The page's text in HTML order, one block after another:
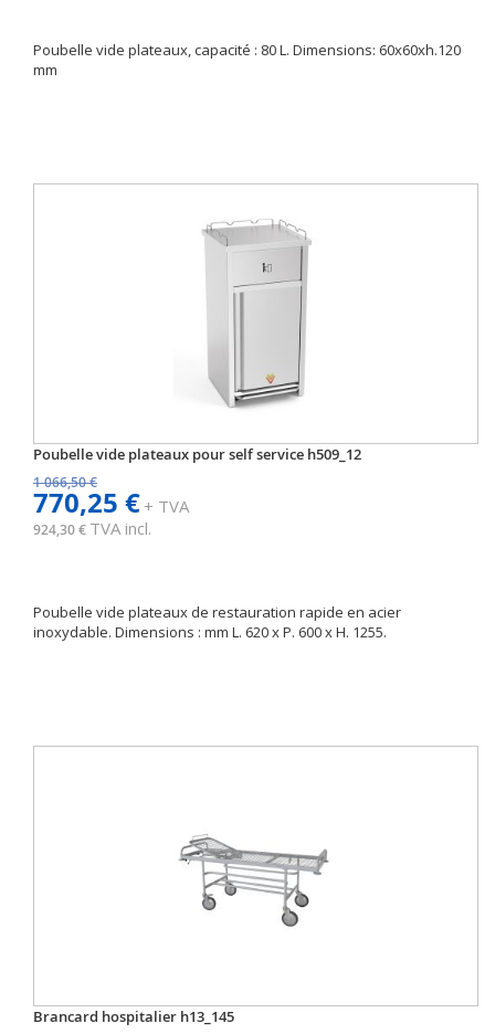
Poubelle vide plateaux, capacité : 80 L. Dimensions: 60x60xh.120
mm
Poubelle vide plateaux pour self service h509_12
1 066,50 €
770,25 €+ TVA
924,30 € TVA incl.
Poubelle vide plateaux de restauration rapide en acier
inoxydable. Dimensions : mm L. 620 x P. 600 x H. 1255.
Brancard hospitalier h13_145